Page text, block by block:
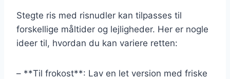
Stegte ris med risnudler kan tilpasses til
forskellige måltider og lejligheder. Her er nogle
ideer til, hvordan du kan variere retten:
– **Til frokost**: Lav en let version med friske